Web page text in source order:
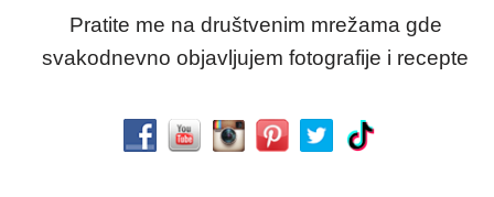
Pratite me na društvenim mrežama gde
svakodnevno objavljujem fotografije i recepte